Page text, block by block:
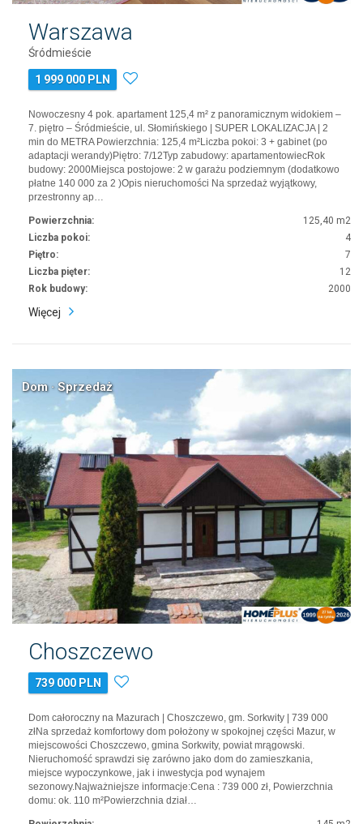
Warszawa
Śródmieście
1 999 000 PLN
Nowoczesny 4 pok. apartament 125,4 m² z panoramicznym widokiem –
7. piętro – Śródmieście, ul. Słomińskiego | SUPER LOKALIZACJA | 2
min do METRA Powierzchnia: 125,4 m²Liczba pokoi: 3 + gabinet (po
adaptacji werandy)Piętro: 7/12Typ zabudowy: apartamentowiecRok
budowy: 2000Miejsca postojowe: 2 w garażu podziemnym (dodatkowo
płatne 140 000 za 2 )Opis nieruchomości Na sprzedaż wyjątkowy,
przestronny ap…
Powierzchnia:
125,40 m2
Liczba pokoi:
4
Piętro:
7
Liczba pięter:
12
Rok budowy:
2000
Więcej
Dom · Sprzedaż
Choszczewo
739 000 PLN
Dom całoroczny na Mazurach | Choszczewo, gm. Sorkwity | 739 000
złNa sprzedaż komfortowy dom położony w spokojnej części Mazur, w
miejscowości Choszczewo, gmina Sorkwity, powiat mrągowski.
Nieruchomość sprawdzi się zarówno jako dom do zamieszkania,
miejsce wypoczynkowe, jak i inwestycja pod wynajem
sezonowy.Najważniejsze informacje:Cena : 739 000 zł, Powierzchnia
domu: ok. 110 m²Powierzchnia dział…